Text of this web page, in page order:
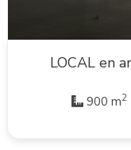
LOCAL en
900 m2